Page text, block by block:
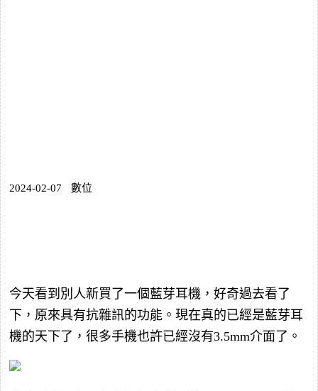
2024-02-07 數位
今天看到別人新買了一個藍芽耳機，好奇過去看了
下，原來具有抗雜訊的功能。現在真的已經是藍芽耳
機的天下了，很多手機也許已經沒有3.5mm介面了。